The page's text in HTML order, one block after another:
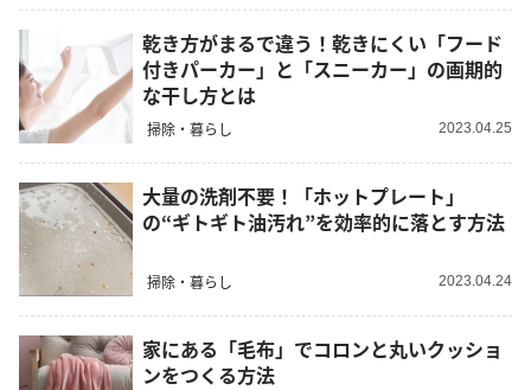
乾き方がまるで違う！乾きにくい「フード
付きパーカー」と「スニーカー」の画期的
な干し方とは
掃除・暮らし 2023.04.25
大量の洗剤不要！「ホットプレート」
の“ギトギト油汚れ”を効率的に落とす方法
掃除・暮らし 2023.04.24
家にある「毛布」でコロンと丸いクッショ
ンをつくる方法